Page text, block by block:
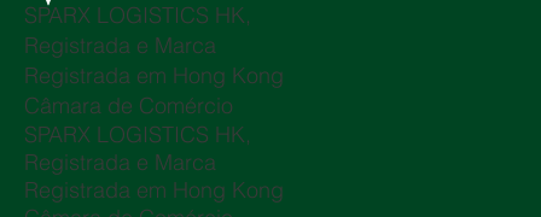
SPARX LOGISTICS HK,
Registrada e Marca
Registrada em Hong Kong
Câmara de Comércio
SPARX LOGISTICS HK,
Registrada e Marca
Registrada em Hong Kong